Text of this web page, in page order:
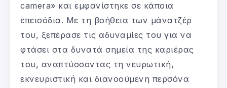
camera» και εμφανίστηκε σε κάποια
επεισόδια. Με τη βοήθεια των μάνατζέρ
του, ξεπέρασε τις αδυναμίες του για να
φτάσει στα δυνατά σημεία της καριέρας
του, αναπτύσσοντας τη νευρωτική,
εκνευριστική και διανοούμενη περσόνα